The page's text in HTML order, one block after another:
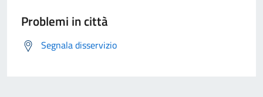
Problemi in città
Segnala disservizio